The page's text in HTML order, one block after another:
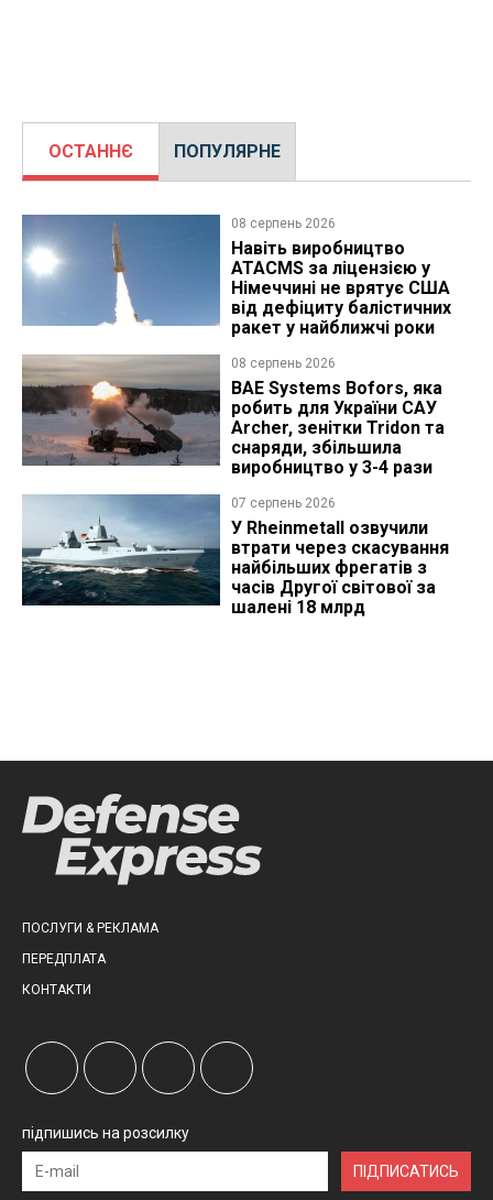
ОСТАННЄ ПОПУЛЯРНЕ
08 серпень 2026
Навіть виробництво
ATACMS за ліцензією у
Німеччині не врятує США
від дефіциту балістичних
ракет у найближчі роки
08 серпень 2026
BAE Systems Bofors, яка
робить для України САУ
Archer, зенітки Tridon та
снаряди, збільшила
виробництво у 3-4 рази
07 серпень 2026
У Rheinmetall озвучили
втрати через скасування
найбільших фрегатів з
часів Другої світової за
шалені 18 млрд
ПОСЛУГИ & РЕКЛАМА
ПЕРЕДПЛАТА
КОНТАКТИ
підпишись на розсилку
ПІДПИСАТИСЬ